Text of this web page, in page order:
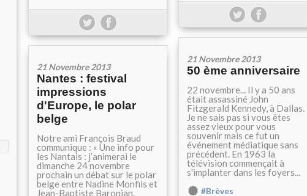
21 Novembre 2013
50 ème anniversaire
22 novembre... Il y a 50 ans
était assassiné John
Fitzgerald Kennedy, à Dallas.
Je ne sais pas si vous êtes
assez vieux pour vous
souvenir mais ce fut un
événement médiatique sans
précédent. En 1963 la
télévision commençait à
s'implanter dans les foyers...
#Brèves
21 Novembre 2013
Nantes : festival
impressions
d'Europe, le polar
belge
Notre ami François Braud
communique : « Une info pour
les Nantais : j’animerai le
dimanche 24 novembre
prochain un débat sur le polar
belge entre Nadine Monfils et
Jean-Baptiste Baronian.